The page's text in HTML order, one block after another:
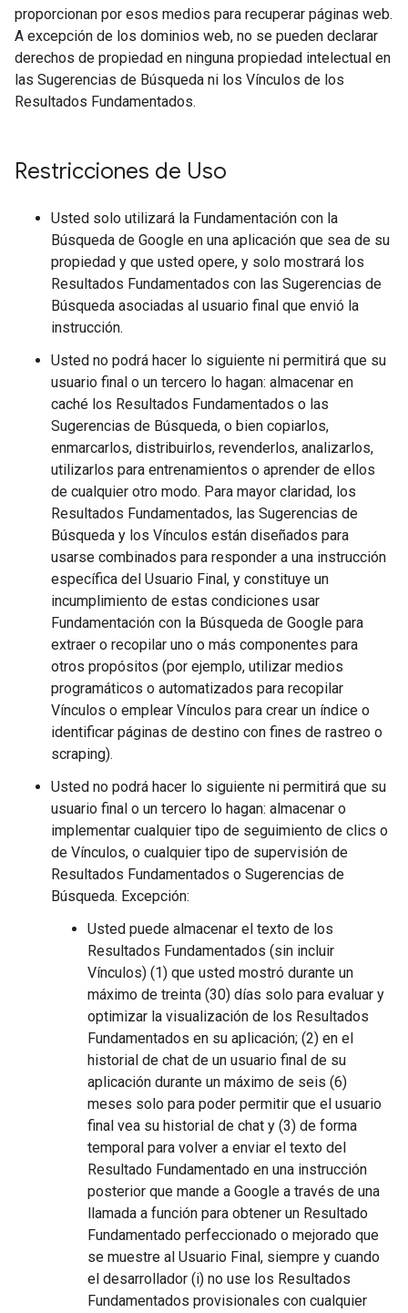
proporcionan por esos medios para recuperar páginas web.
A excepción de los dominios web, no se pueden declarar
derechos de propiedad en ninguna propiedad intelectual en
las Sugerencias de Búsqueda ni los Vínculos de los
Resultados Fundamentados.
Restricciones de Uso
Usted solo utilizará la Fundamentación con la
Búsqueda de Google en una aplicación que sea de su
propiedad y que usted opere, y solo mostrará los
Resultados Fundamentados con las Sugerencias de
Búsqueda asociadas al usuario final que envió la
instrucción.
Usted no podrá hacer lo siguiente ni permitirá que su
usuario final o un tercero lo hagan: almacenar en
caché los Resultados Fundamentados o las
Sugerencias de Búsqueda, o bien copiarlos,
enmarcarlos, distribuirlos, revenderlos, analizarlos,
utilizarlos para entrenamientos o aprender de ellos
de cualquier otro modo. Para mayor claridad, los
Resultados Fundamentados, las Sugerencias de
Búsqueda y los Vínculos están diseñados para
usarse combinados para responder a una instrucción
específica del Usuario Final, y constituye un
incumplimiento de estas condiciones usar
Fundamentación con la Búsqueda de Google para
extraer o recopilar uno o más componentes para
otros propósitos (por ejemplo, utilizar medios
programáticos o automatizados para recopilar
Vínculos o emplear Vínculos para crear un índice o
identificar páginas de destino con fines de rastreo o
scraping).
Usted no podrá hacer lo siguiente ni permitirá que su
usuario final o un tercero lo hagan: almacenar o
implementar cualquier tipo de seguimiento de clics o
de Vínculos, o cualquier tipo de supervisión de
Resultados Fundamentados o Sugerencias de
Búsqueda. Excepción:
Usted puede almacenar el texto de los
Resultados Fundamentados (sin incluir
Vínculos) (1) que usted mostró durante un
máximo de treinta (30) días solo para evaluar y
optimizar la visualización de los Resultados
Fundamentados en su aplicación; (2) en el
historial de chat de un usuario final de su
aplicación durante un máximo de seis (6)
meses solo para poder permitir que el usuario
final vea su historial de chat y (3) de forma
temporal para volver a enviar el texto del
Resultado Fundamentado en una instrucción
posterior que mande a Google a través de una
llamada a función para obtener un Resultado
Fundamentado perfeccionado o mejorado que
se muestre al Usuario Final, siempre y cuando
el desarrollador (i) no use los Resultados
Fundamentados provisionales con cualquier